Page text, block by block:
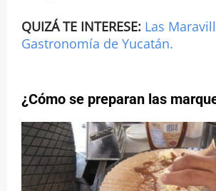
QUIZÁ TE INTERESE: Las
Gastronomía de Yucatán.
¿Cómo se preparan las